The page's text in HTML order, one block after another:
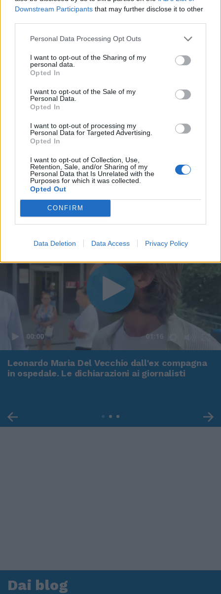
Downstream Participants that may further disclose it to other
Personal Data Processing Opt Outs
I want to opt-out of the Sharing of my
personal data.
Opted In
I want to opt-out of the Sale of my
Personal Data.
Opted In
I want to opt-out of processing my
Personal Data for Targeted Advertising.
Opted In
I want to opt-out of Collection, Use,
Retention, Sale, and/or Sharing of my
Personal Data that Is Unrelated with the
Purposes for which it was collected.
Opted Out
CONFIRM
Data Deletion Data Access Privacy Policy
00:00 01:16
Leonardo Maria Del Vecchio dall'ex compagna
in ospedale. Le dichiarazioni ai giornalisti
Dai blog